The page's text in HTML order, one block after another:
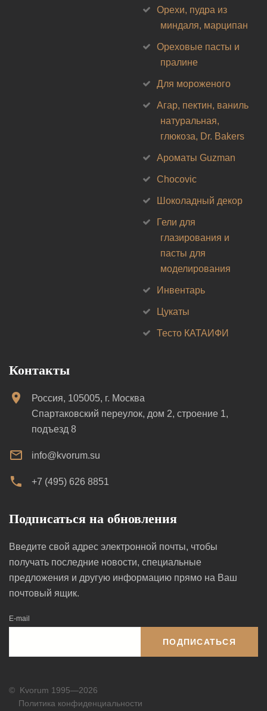
Орехи, пудра из
миндаля, марципан
Ореховые пасты и
пралине
Для мороженого
Агар, пектин, ваниль
натуральная,
глюкоза, Dr. Bakers
Ароматы Guzman
Chocovic
Шоколадный декор
Гели для
глазирования и
пасты для
моделирования
Инвентарь
Цукаты
Тесто КАТАИФИ
Контакты
Россия, 105005, г. Москва
Спартаковский переулок, дом 2, строение 1,
подъезд 8
info@kvorum.su
+7 (495) 626 8851
Подписаться на обновления
Введите свой адрес электронной почты, чтобы
получать последние новости, специальные
предложения и другую информацию прямо на Ваш
почтовый ящик.
E-mail
ПОДПИСАТЬСЯ
© Kvorum 1995—2026
Политика конфиденциальности